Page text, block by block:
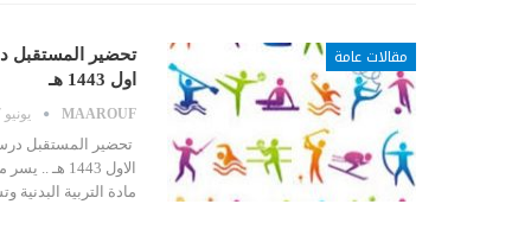
مقالات عامة
تحضير المستقبل
اول 1443 هـ
MAAROUF يونيو 7, 2021
تحضير المستقبل
الاول
مادة التربية